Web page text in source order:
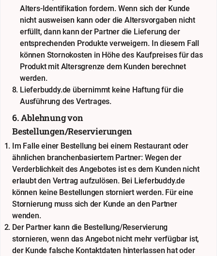
Alters-Identifikation fordern. Wenn sich der Kunde
nicht ausweisen kann oder die Altersvorgaben nicht
erfüllt, dann kann der Partner die Lieferung der
entsprechenden Produkte verweigern. In diesem Fall
können Stornokosten in Höhe des Kaufpreises für das
Produkt mit Altersgrenze dem Kunden berechnet
werden.
Lieferbuddy.de übernimmt keine Haftung für die
Ausführung des Vertrages.
6. Ablehnung von
Bestellungen/Reservierungen
Im Falle einer Bestellung bei einem Restaurant oder
ähnlichen branchenbasiertem Partner: Wegen der
Verderblichkeit des Angebotes ist es dem Kunden nicht
erlaubt den Vertrag aufzulösen. Bei Lieferbuddy.de
können keine Bestellungen storniert werden. Für eine
Stornierung muss sich der Kunde an den Partner
wenden.
Der Partner kann die Bestellung/Reservierung
stornieren, wenn das Angebot nicht mehr verfügbar ist,
der Kunde falsche Kontaktdaten hinterlassen hat oder